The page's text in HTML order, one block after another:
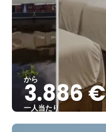
から
3.886 €
一人当たり